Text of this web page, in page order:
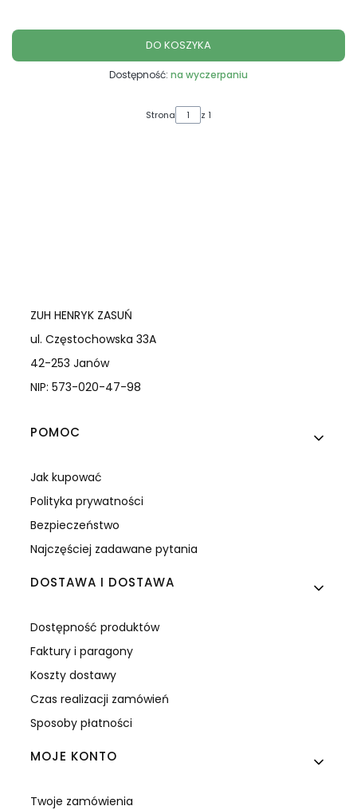
DO KOSZYKA
Dostępność: na wyczerpaniu
Strona z 1
ZUH HENRYK ZASUŃ
ul. Częstochowska 33A
42-253 Janów
NIP: 573-020-47-98
Linki w stopce
POMOC
Jak kupować
Polityka prywatności
Bezpieczeństwo
Najczęściej zadawane pytania
DOSTAWA I DOSTAWA
Dostępność produktów
Faktury i paragony
Koszty dostawy
Czas realizacji zamówień
Sposoby płatności
MOJE KONTO
Twoje zamówienia